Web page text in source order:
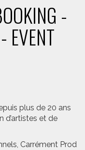
-
EVENT
plus de 20 ans
d’artistes et de
Carrément Prod